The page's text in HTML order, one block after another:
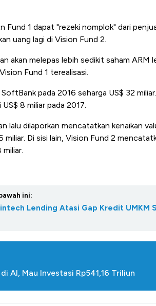
Fund 1 dapat "rezeki nomplok" dari
uang lagi di Vision Fund 2.
akan melepas lebih sedikit saham ARM
Fund 1 terealisasi.
pada 2016 seharga US$ 32
8 miliar pada 2017.
lalu dilaporkan mencatatkan kenaikan
miliar. Di sisi lain, Vision Fund 2
ini:
Lending Atasi Gap Kredit UMKM
AI, Mau Investasi Rp541,16 Triliun